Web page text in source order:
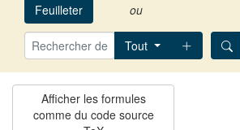
Feuilleter ou
Tout